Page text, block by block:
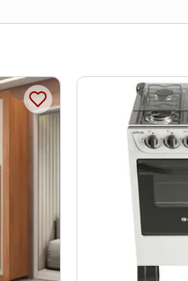
tonalidade entre a imagem e
não acompanham
deve verificar as condições
instalações serão de
Eventuais despesas
e certifique-se de que passará